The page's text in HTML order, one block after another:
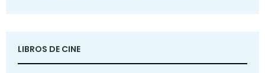
LIBROS DE CINE